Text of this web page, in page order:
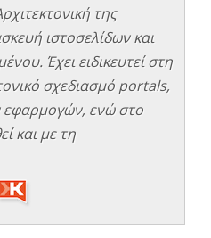
της
ιστοσελίδων και
Έχει ειδικευτεί στη
σχεδιασμό portals,
εφαρμογών, ενώ στο
και με τη